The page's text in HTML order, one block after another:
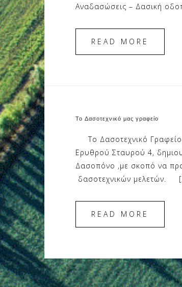
Αναδασώσεις – Δασική
READ MORE
Το Δασοτεχνικό μας γραφείο
Το Δασοτεχνικό Γραφείο
Ερυθρού Σταυρού 4,
Δασοπόνο ,με σκοπό να
δασοτεχνικών μελετών.
READ MORE